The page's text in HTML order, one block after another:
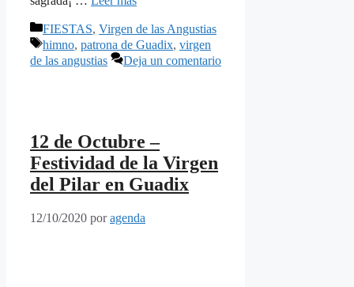
Categorías
FIESTAS, Virgen de las Angustias
Etiquetas
himno, patrona de Guadix, virgen
de las angustias
Deja un comentario
12 de Octubre –
Festividad de la Virgen
del Pilar en Guadix
12/10/2020 poragenda